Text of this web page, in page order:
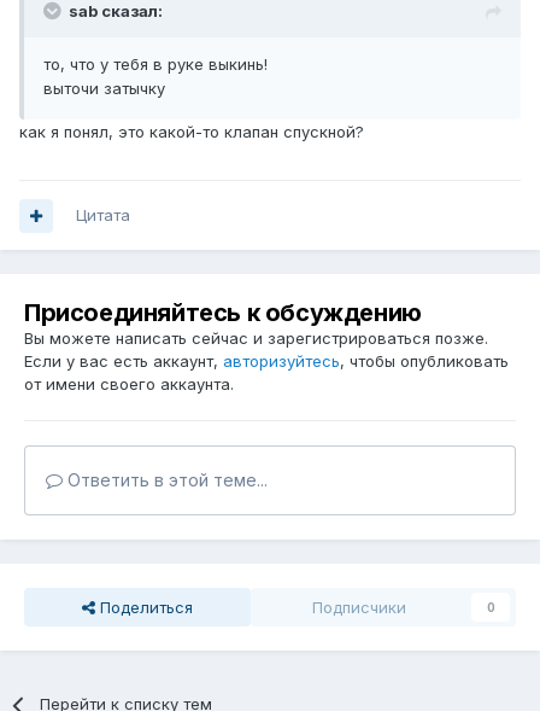
sab сказал:
то, что у тебя в руке выкинь!
выточи затычку
как я понял, это какой-то клапан спускной?
Цитата
Присоединяйтесь к обсуждению
Вы можете написать сейчас и зарегистрироваться позже.
Если у вас есть аккаунт, авторизуйтесь, чтобы опубликовать
от имени своего аккаунта.
Ответить в этой теме...
Поделиться Подписчики 0
Перейти к списку тем